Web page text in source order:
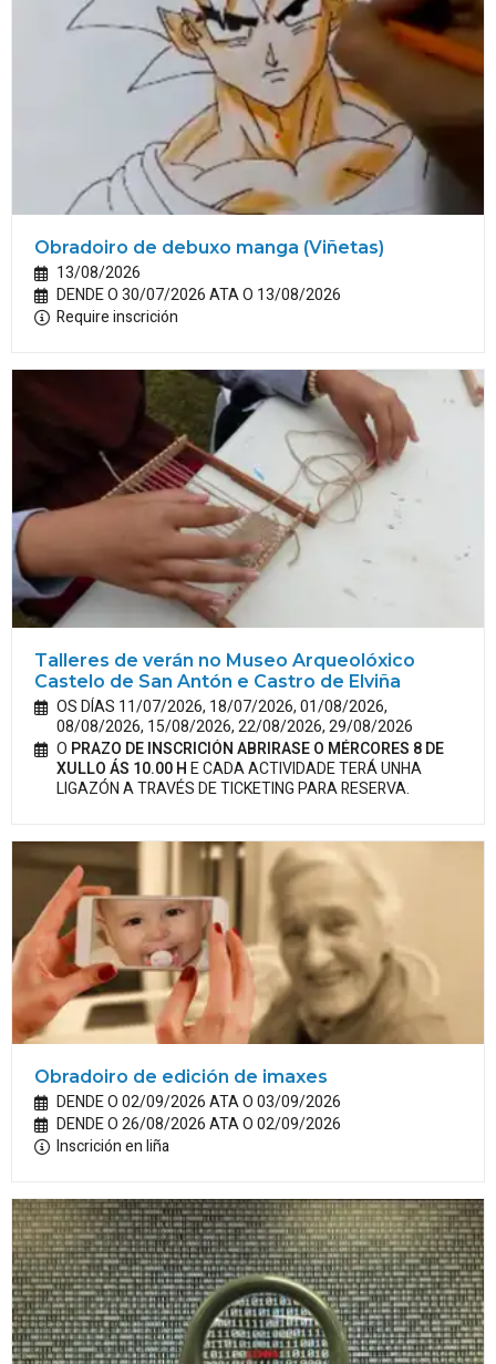
Obradoiro de debuxo manga (Viñetas)
13/08/2026
DENDE O 30/07/2026 ATA O 13/08/2026
Require inscrición
Talleres de verán no Museo Arqueolóxico
Castelo de San Antón e Castro de Elviña
OS DÍAS 11/07/2026, 18/07/2026, 01/08/2026,
08/08/2026, 15/08/2026, 22/08/2026, 29/08/2026
O PRAZO DE INSCRICIÓN ABRIRASE O MÉRCORES 8 DE
XULLO ÁS 10.00 HE CADA ACTIVIDADE TERÁ UNHA
LIGAZÓN A TRAVÉS DE TICKETING PARA RESERVA.
Obradoiro de edición de imaxes
DENDE O 02/09/2026 ATA O 03/09/2026
DENDE O 26/08/2026 ATA O 02/09/2026
Inscrición en liña